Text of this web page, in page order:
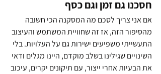
חסכנו גם זמן וגם כסף
אם אני צריך לסכם מה המסקנה הכי חשובה
מהסיפור הזה, אז זה שחוויית המשתמש והעיצוב
התעשייתי משפיעים ישירות גם על העלויות. בלי
השינויים שגילינו בשלב מוקדם, היינו מגלים ודאי
את הבעיות אחרי ייצור, עם תיקונים יקרים, עיכוב